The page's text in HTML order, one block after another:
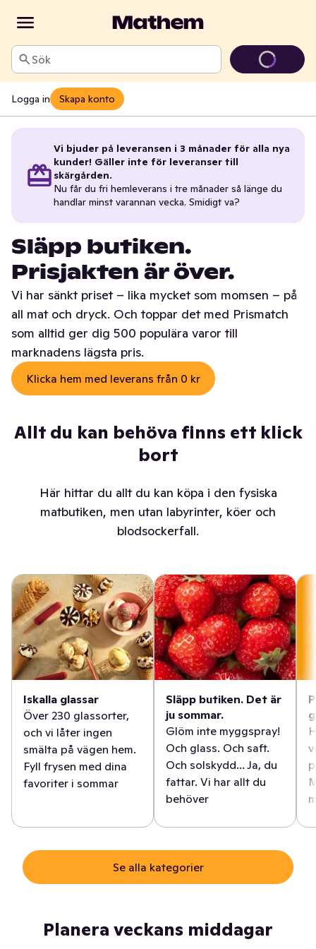
Sök
Logga in Skapa konto
Vi bjuder på leveransen i 3 månader för alla nya
kunder! Gäller inte för leveranser till
skärgården.
Nu får du fri hemleverans i tre månader så länge du
handlar minst varannan vecka. Smidigt va?
Släpp butiken.
Prisjakten är över.
Vi har sänkt priset – lika mycket som momsen – på
all mat och dryck. Och toppar det med Prismatch
som alltid ger dig 500 populära varor till
marknadens lägsta pris.
Klicka hem med leverans från 0 kr
Allt du kan behöva finns ett klick
bort
Här hittar du allt du kan köpa i den fysiska
matbutiken, men utan labyrinter, köer och
blodsockerfall.
Iskalla glassar
Över 230 glassorter,
och vi låter ingen
smälta på vägen hem.
Fyll frysen med dina
favoriter i sommar
Släpp butiken. Det är
ju sommar.
Glöm inte myggspray!
Och glass. Och saft.
Och solskydd... Ja, du
fattar. Vi har allt du
behöver
Se alla kategorier
Planera veckans middagar